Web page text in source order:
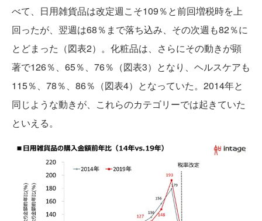
べて、日用雑貨品は改定週こそ109％と前回増税時を上
回ったが、翌週は68％まで落ち込み、その次週も82％に
とどまった（図表2）。化粧品は、さらにその動きが顕
著で126％、65％、76％（図表3）となり、ヘルスケアも
115％、78％、86％（図表4）となっていた。2014年と
同じような動きが、これらのカテゴリーでは起きていた
といえる。